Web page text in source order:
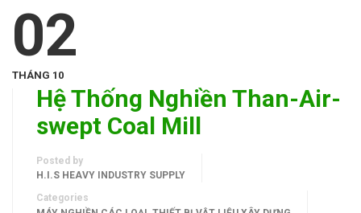
02
THÁNG 10
Hệ Thống Nghiền Than-Air-
swept Coal Mill
Posted by
H.I.S HEAVY INDUSTRY SUPPLY
Categories